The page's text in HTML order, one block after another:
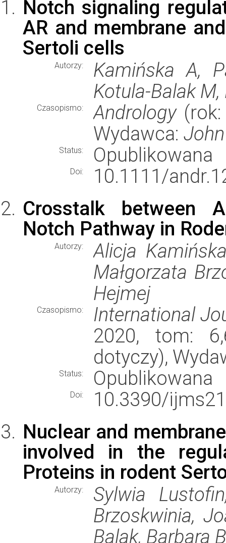
Notch signaling
AR and membrane
Sertoli cells
Autorzy:
Kamińska A,
Kotula-Balak
Czasopismo: Andrology(rok:
Wydawca:
Status: Opublikowana
Doi:
10.1111/
Crosstalk between
Notch Pathway in
Autorzy:
Alicja
Małgorzata
Hejmej
Czasopismo:
International
2020, tom:
dotyczy),
Status: Opublikowana
Doi:
10.3390/
Nuclear and
involved in the
Proteins in rodent
Autorzy:
Sylwia
Brzoskwinia,
Balak, Barbara